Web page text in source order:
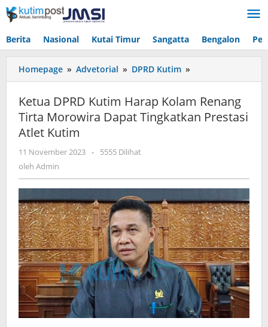
Lewati
ke
Berita Nasional Kutai Timur Sangatta Bengalon
Homepage » Advetorial » DPRD Kutim »
DPRD
Harap
Kolam
Tingkatkan
Atlet
Kutim
Ketua DPRD Kutim Harap Kolam Renang
Tirta Morowira Dapat Tingkatkan Prestasi
Atlet Kutim
11 November 2023 oleh
-
5555 Dilihat
oleh Admin